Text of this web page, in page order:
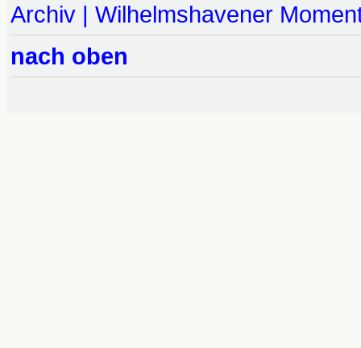
Archiv | Wilhelmshavener
nach oben